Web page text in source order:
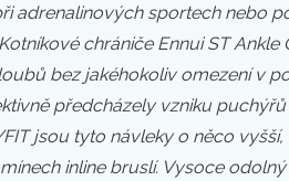
adrenalinových sportech nebo
chrániče Ennui ST Ankle
bez jakéhokoliv omezení v
předcházely vzniku puchýřů
jsou tyto návleky o něco vyšší,
inline bruslí. Vysoce